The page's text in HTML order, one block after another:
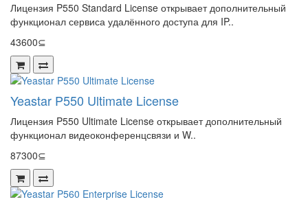
Лицензия P550 Standard License открывает дополнительный
функционал сервиса удалённого доступа для IP..
43600⊆
Yeastar P550 Ultimate License
Лицензия P550 Ultimate License открывает дополнительный
функционал видеоконференцсвязи и W..
87300⊆